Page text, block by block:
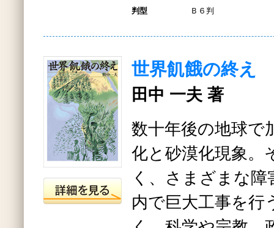
判型 Ｂ６判
世界飢餓の終え
田中 一夫 著
数十年後の地球で
化と砂漠化現象。
く、さまざまな
内で巨大工事を行